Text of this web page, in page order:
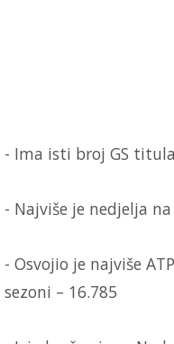
- Ima isti broj GS
- Najviše je nedjelja
- Osvojio je najviše
sezoni – 16.785